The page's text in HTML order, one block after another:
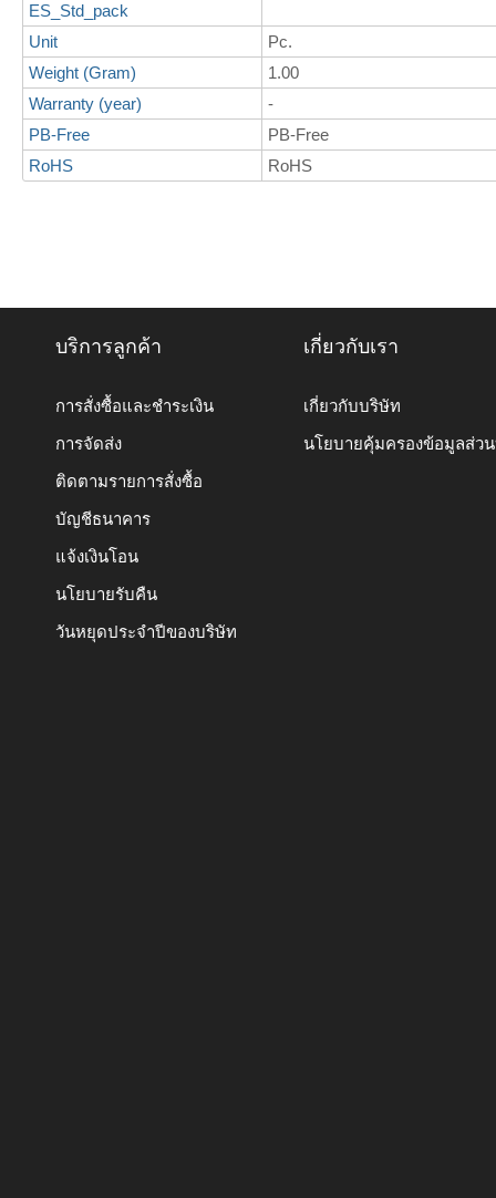
ES_Std_pack
Unit
Pc.
Weight (Gram)
1.00
Warranty (year)
-
PB-Free
PB-Free
RoHS
RoHS
บริการลูกค้า
การสั่งซื้อและชำระเงิน
การจัดส่ง
ติดตามรายการสั่งซื้อ
บัญชีธนาคาร
แจ้งเงินโอน
นโยบายรับคืน
วันหยุดประจำปีของบริษัท
เกี่ยวกับเรา
เกี่ยวกับบริษัท
นโยบายคุ้มครองข้อมูลส่ว